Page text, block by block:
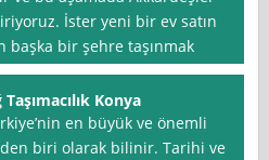
İster yeni bir ev satın
başka bir şehre taşınmak
Konya
en büyük ve önemli
biri olarak bilinir. Tarihi ve